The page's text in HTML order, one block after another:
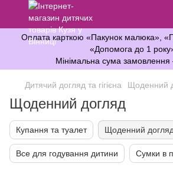
Оплата карткою «Пакунок малюка»,
«Допомога до 1
Мінімальна сума
Дитячий догляд та гігієна Щоденний
Щоденний догляд
Купання та туалет Щоденний догляд
Все для годування дитини Сумки в